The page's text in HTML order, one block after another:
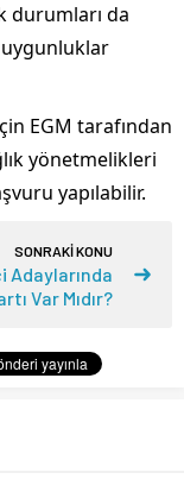
durumları da
EGM tarafından
yönetmelikleri
yapılabilir.
SONRAKİ KONU
Adaylarında
Var Mıdır?